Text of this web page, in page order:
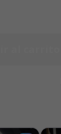
al carrito